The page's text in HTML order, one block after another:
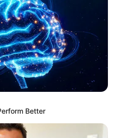
Better